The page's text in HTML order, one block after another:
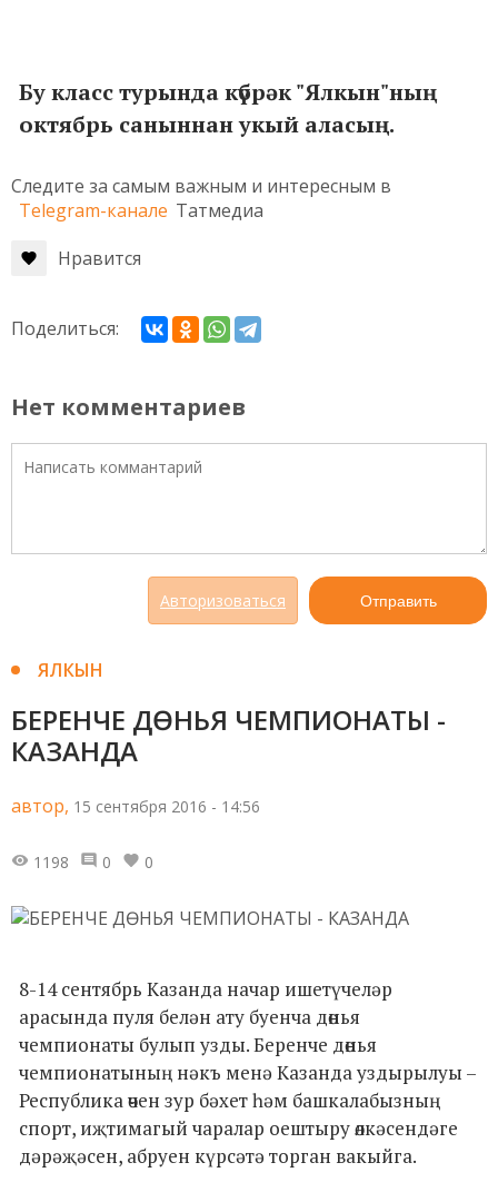
Бу класс турында күбрәк "Ялкын"ның
октябрь саныннан укый аласың.
Следите за самым важным и интересным в
Telegram-канале Татмедиа
Нравится
Поделиться:
Нет комментариев
Авторизоваться Отправить
ЯЛКЫН
БЕРЕНЧЕ ДӨНЬЯ ЧЕМПИОНАТЫ -
КАЗАНДА
автор, 15 сентября 2016 - 14:56
1198 0 0
8-14 сентябрь Казанда начар ишетүчеләр
арасында пуля белән ату буенча дөнья
чемпионаты булып узды. Беренче дөнья
чемпионатының нәкъ менә Казанда уздырылуы –
Республика өчен зур бәхет һәм башкалабызның
спорт, иҗтимагый чаралар оештыру өлкәсендәге
дәрәҗәсен, абруен күрсәтә торган вакыйга.